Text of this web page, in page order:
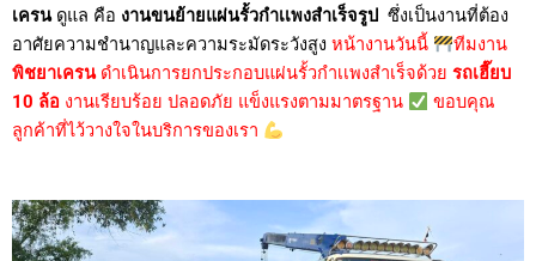
เครนดูแล คือ งานขนย้ายแผ่นรั้วกำเเพงสำเร็จรูป ซึ่งเป็นงานที่ต้อง
อาศัยความชำนาญและความระมัดระวังสูง หน้างานวันนี้
ทีมงาน
พิชยาเครนดำเนินการยกประกอบแผ่นรั้วกำเเพงสำเร็จด้วย รถเฮี๊ยบ
10 ล้อ งานเรียบร้อย ปลอดภัย แข็งแรงตามมาตรฐาน
ขอบคุณ
ลูกค้าที่ไว้วางใจในบริการของเรา